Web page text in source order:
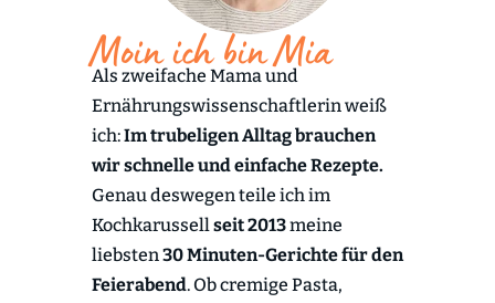
Moin ich bin Mia
Als zweifache Mama und
Ernährungswissenschaftlerin weiß
ich:Im trubeligen Alltag brauchen
wir schnelle und einfache Rezepte.
Genau deswegen teile ich im
Kochkarussellseit 2013meine
liebsten30 Minuten-Gerichte für den
Feierabend. Ob cremige Pasta,